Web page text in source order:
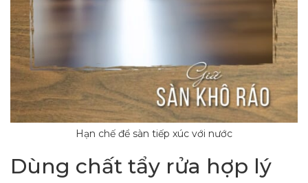
Hạn chế để sàn tiếp xúc với nước
Dùng chất tẩy rửa hợp lý